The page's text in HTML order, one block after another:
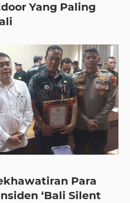
Yang Paling
Para
‘Bali Silent